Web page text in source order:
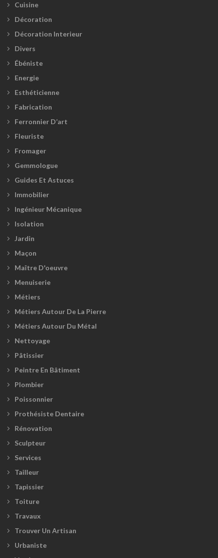
Cuisine
Décoration
Décoration Interieur
Divers
Ébéniste
Energie
Esthéticienne
Fabrication
Ferronnier D’art
Fleuriste
Fromager
Gemmologue
Guides Et Astuces
Immobilier
Ingénieur Mécanique
Isolation
Jardin
Maçon
Maître D'oeuvre
Menuiserie
Métiers
Métiers Autour De La Pierre
Métiers Autour Du Métal
Nettoyage
Pâtissier
Peintre En Bâtiment
Plombier
Poissonnier
Prothésiste Dentaire
Rénovation
Sculpteur
Services
Tailleur
Tapissier
Toiture
Travaux
Trouver Un Artisan
Urbaniste